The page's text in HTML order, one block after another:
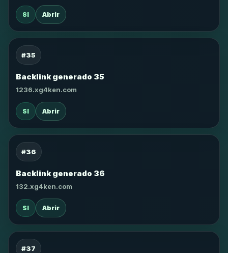
SI Abrir
#35
Backlink generado 35
1236.xg4ken.com
SI Abrir
#36
Backlink generado 36
132.xg4ken.com
SI Abrir
#37